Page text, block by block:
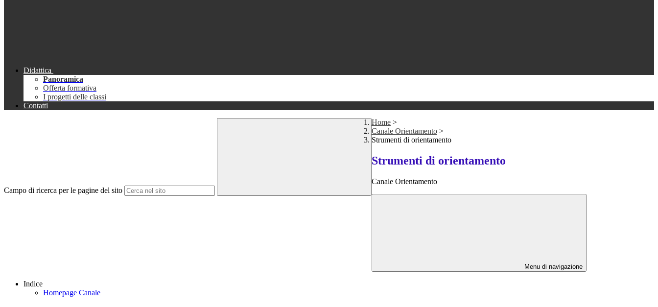
Didattica
Panoramica
Offerta formativa
I progetti delle classi
Contatti
Campo di ricerca per le pagine del sito
Home >
Canale Orientamento >
Strumenti di orientamento
Strumenti di orientamento
Canale Orientamento
Menu di navigazione
Indice
Homepage Canale